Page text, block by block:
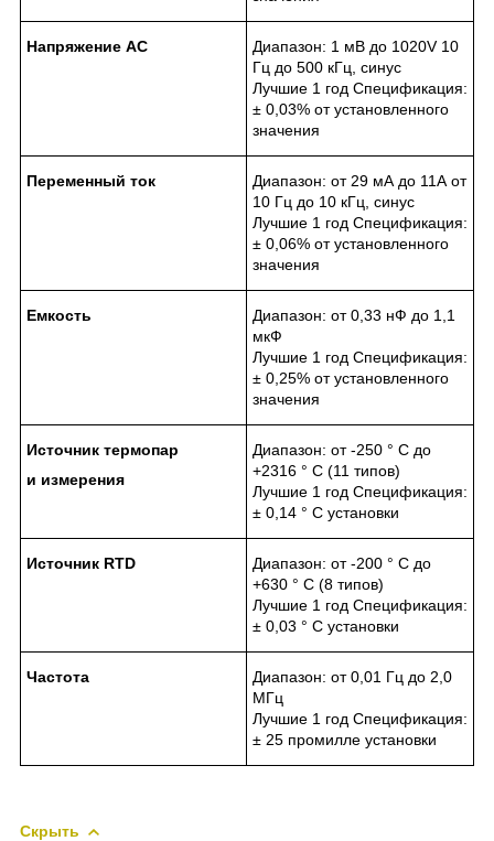
Напряжение AC
Диапазон: 1 мВ до 1020V 10
Гц до 500 кГц, синус
Лучшие 1 год Спецификация:
± 0,03% от установленного
значения
Переменный ток
Диапазон: от 29 мА до 11А от
10 Гц до 10 кГц, синус
Лучшие 1 год Спецификация:
± 0,06% от установленного
значения
Емкость
Диапазон: от 0,33 нФ до 1,1
мкФ
Лучшие 1 год Спецификация:
± 0,25% от установленного
значения
Источник термопар
и измерения
Диапазон: от -250 ° С до
+2316 ° C (11 типов)
Лучшие 1 год Спецификация:
± 0,14 ° C установки
Источник RTD
Диапазон: от -200 ° С до
+630 ° C (8 типов)
Лучшие 1 год Спецификация:
± 0,03 ° C установки
Частота
Диапазон: от 0,01 Гц до 2,0
МГц
Лучшие 1 год Спецификация:
± 25 промилле установки
Скрыть